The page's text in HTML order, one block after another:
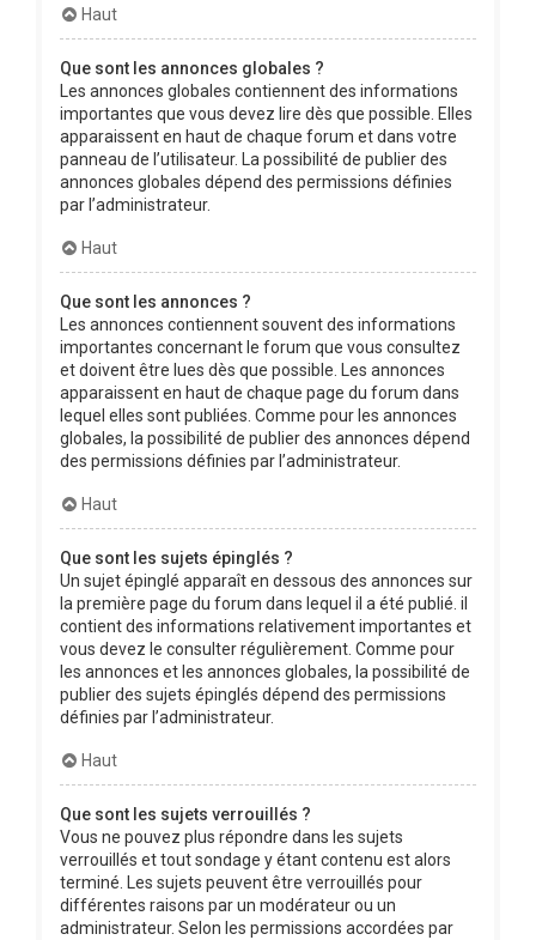
Haut
Que sont les annonces globales ?
Les annonces globales contiennent des informations
importantes que vous devez lire dès que possible. Elles
apparaissent en haut de chaque forum et dans votre
panneau de l’utilisateur. La possibilité de publier des
annonces globales dépend des permissions définies
par l’administrateur.
Haut
Que sont les annonces ?
Les annonces contiennent souvent des informations
importantes concernant le forum que vous consultez
et doivent être lues dès que possible. Les annonces
apparaissent en haut de chaque page du forum dans
lequel elles sont publiées. Comme pour les annonces
globales, la possibilité de publier des annonces dépend
des permissions définies par l’administrateur.
Haut
Que sont les sujets épinglés ?
Un sujet épinglé apparaît en dessous des annonces sur
la première page du forum dans lequel il a été publié. il
contient des informations relativement importantes et
vous devez le consulter régulièrement. Comme pour
les annonces et les annonces globales, la possibilité de
publier des sujets épinglés dépend des permissions
définies par l’administrateur.
Haut
Que sont les sujets verrouillés ?
Vous ne pouvez plus répondre dans les sujets
verrouillés et tout sondage y étant contenu est alors
terminé. Les sujets peuvent être verrouillés pour
différentes raisons par un modérateur ou un
administrateur. Selon les permissions accordées par